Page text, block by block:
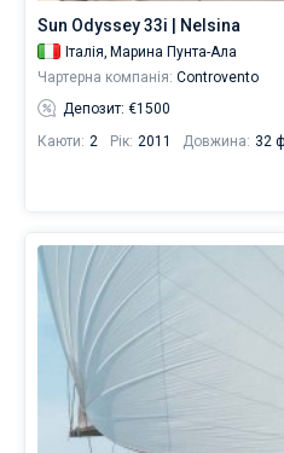
можете
знайти
від
Марина
Пунта-
Ала
Sun Odyssey 33i | Nelsina
Італія, Марина Пунта-Ала
Чартерна компанія: Controvento
Депозит: €1500
Каюти: 2 Рік: 2011 Довжина: 32
Без шкіпера